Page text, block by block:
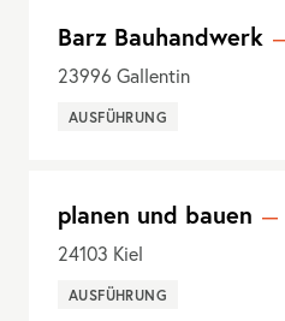
Barz Bauhandwerk
23996 Gallentin
AUSFÜHRUNG
planen und bauen
24103 Kiel
AUSFÜHRUNG